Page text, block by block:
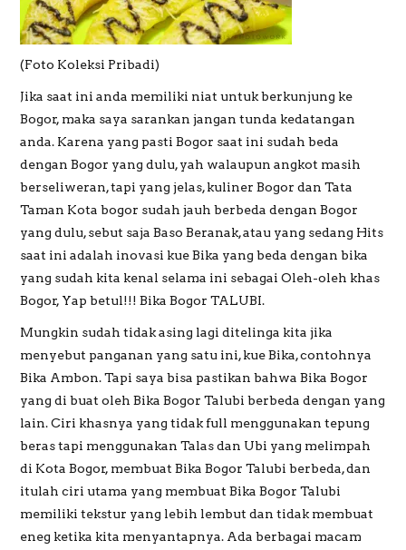
STUDIO BOGOR
PREWEDDING
(Foto Koleksi Pribadi)
Jika saat ini anda memiliki niat untuk berkunjung ke
Bogor, maka saya sarankan jangan tunda kedatangan
anda. Karena yang pasti Bogor saat ini sudah beda
dengan Bogor yang dulu, yah walaupun angkot masih
berseliweran, tapi yang jelas, kuliner Bogor dan Tata
Taman Kota bogor sudah jauh berbeda dengan Bogor
yang dulu, sebut saja Baso Beranak, atau yang sedang Hits
saat ini adalah inovasi kue Bika yang beda dengan bika
yang sudah kita kenal selama ini sebagai Oleh-oleh khas
Bogor, Yap betul!!! Bika Bogor TALUBI.
Mungkin sudah tidak asing lagi ditelinga kita jika
menyebut panganan yang satu ini, kue Bika, contohnya
Bika Ambon. Tapi saya bisa pastikan bahwa Bika Bogor
yang di buat oleh Bika Bogor Talubi berbeda dengan yang
lain. Ciri khasnya yang tidak full menggunakan tepung
beras tapi menggunakan Talas dan Ubi yang melimpah
di Kota Bogor, membuat Bika Bogor Talubi berbeda, dan
itulah ciri utama yang membuat Bika Bogor Talubi
memiliki tekstur yang lebih lembut dan tidak membuat
eneg ketika kita menyantapnya. Ada berbagai macam